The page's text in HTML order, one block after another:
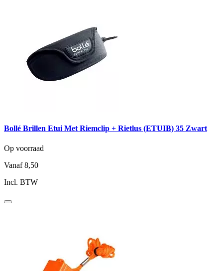
Bollé Brillen Etui Met Riemclip + Rietlus (ETUIB) 35 Zwart
Op voorraad
Vanaf 8,50
Incl. BTW